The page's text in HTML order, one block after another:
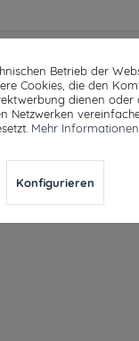
Betrieb der
Cookies, die den
dienen oder
Netzwerken
Mehr Informationen
Konfigurieren